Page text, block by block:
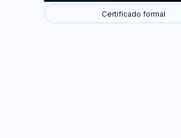
Certificado formal